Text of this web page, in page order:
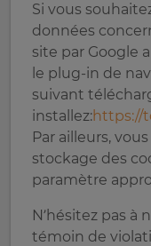
Si vous
données
site par Google
le plug-in de
suivant
installez:https://
Par ailleurs,
stockage des
paramètre
N’hésitez pas à
témoin de